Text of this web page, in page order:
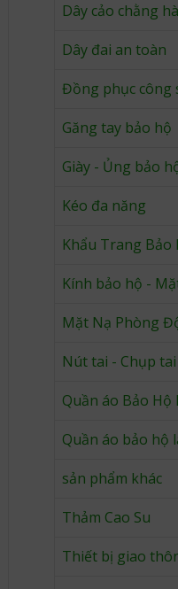
Dây cảo chằng
Dây đai an toàn
Đồng phục công
Găng tay bảo hộ
Giày - Ủng bảo
Kéo đa năng
Khẩu Trang Bảo
Kính bảo hộ -
Mặt Nạ Phòng
Nút tai - Chụp
Quần áo Bảo Hộ
Quần áo bảo hộ
sản phẩm khác
Thảm Cao Su
Thiết bị giao